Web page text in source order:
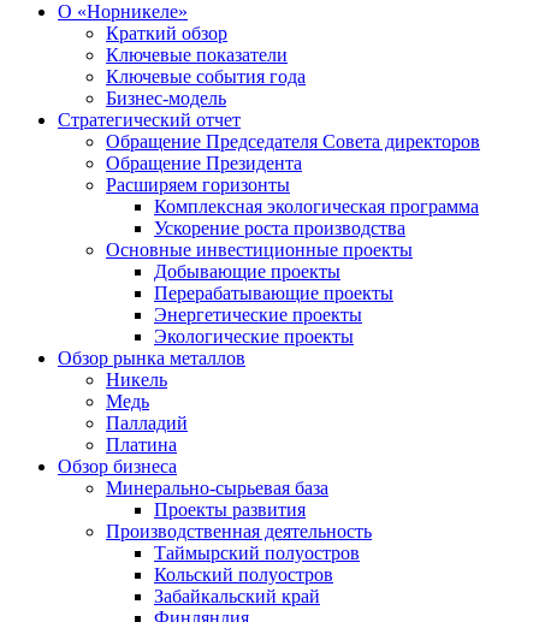
О «Норникеле»
Краткий обзор
Ключевые показатели
Ключевые события года
Бизнес-модель
Стратегический отчет
Обращение Председателя Совета директоров
Обращение Президента
Расширяем горизонты
Комплексная экологическая программа
Ускорение роста производства
Основные инвестиционные проекты
Добывающие проекты
Перерабатывающие проекты
Энергетические проекты
Экологические проекты
Обзор рынка металлов
Никель
Медь
Палладий
Платина
Обзор бизнеса
Минерально-сырьевая база
Проекты развития
Производственная деятельность
Таймырский полуостров
Кольский полуостров
Забайкальский край
Финляндия